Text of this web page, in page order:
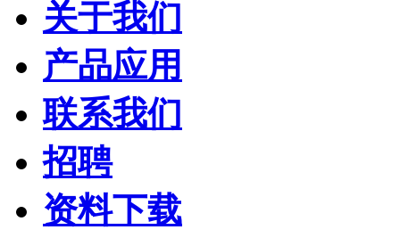
关于我们
产品应用
联系我们
招聘
资料下载